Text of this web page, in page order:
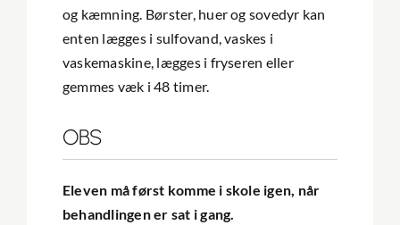
og kæmning. Børster, huer og sovedyr kan
enten lægges i sulfovand, vaskes i
vaskemaskine, lægges i fryseren eller
gemmes væk i 48 timer.
OBS
Eleven må først komme i skole igen, når
behandlingen er sat i gang.